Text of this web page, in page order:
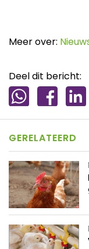
Meer over:
Deel dit bericht:
GERELATEERD